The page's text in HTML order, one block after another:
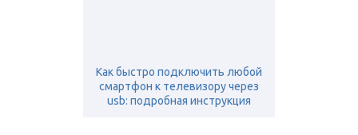
Как быстро подключить любой
смартфон к телевизору через
usb: подробная инструкция